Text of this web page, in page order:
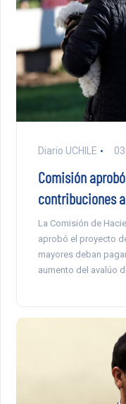
Diario UCHILE
Comisión
contribuciones
La Comisión de
aprobó el proyecto
mayores deban
aumento del avalúo